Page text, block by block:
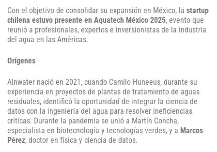
Con el objetivo de consolidar su expansión en México, la startup
chilena estuvo presente en Aquatech México 2025, evento que
reunió a profesionales, expertos e inversionistas de la industria
del agua en las Américas.
Orígenes
AInwater nació en 2021, cuando Camilo Huneeus, durante su
experiencia en proyectos de plantas de tratamiento de aguas
residuales, identificó la oportunidad de integrar la ciencia de
datos con la ingeniería del agua para resolver ineficiencias
críticas. Durante la pandemia se unió a Martín Concha,
especialista en biotecnología y tecnologías verdes, y a Marcos
Pérez, doctor en física y ciencia de datos.